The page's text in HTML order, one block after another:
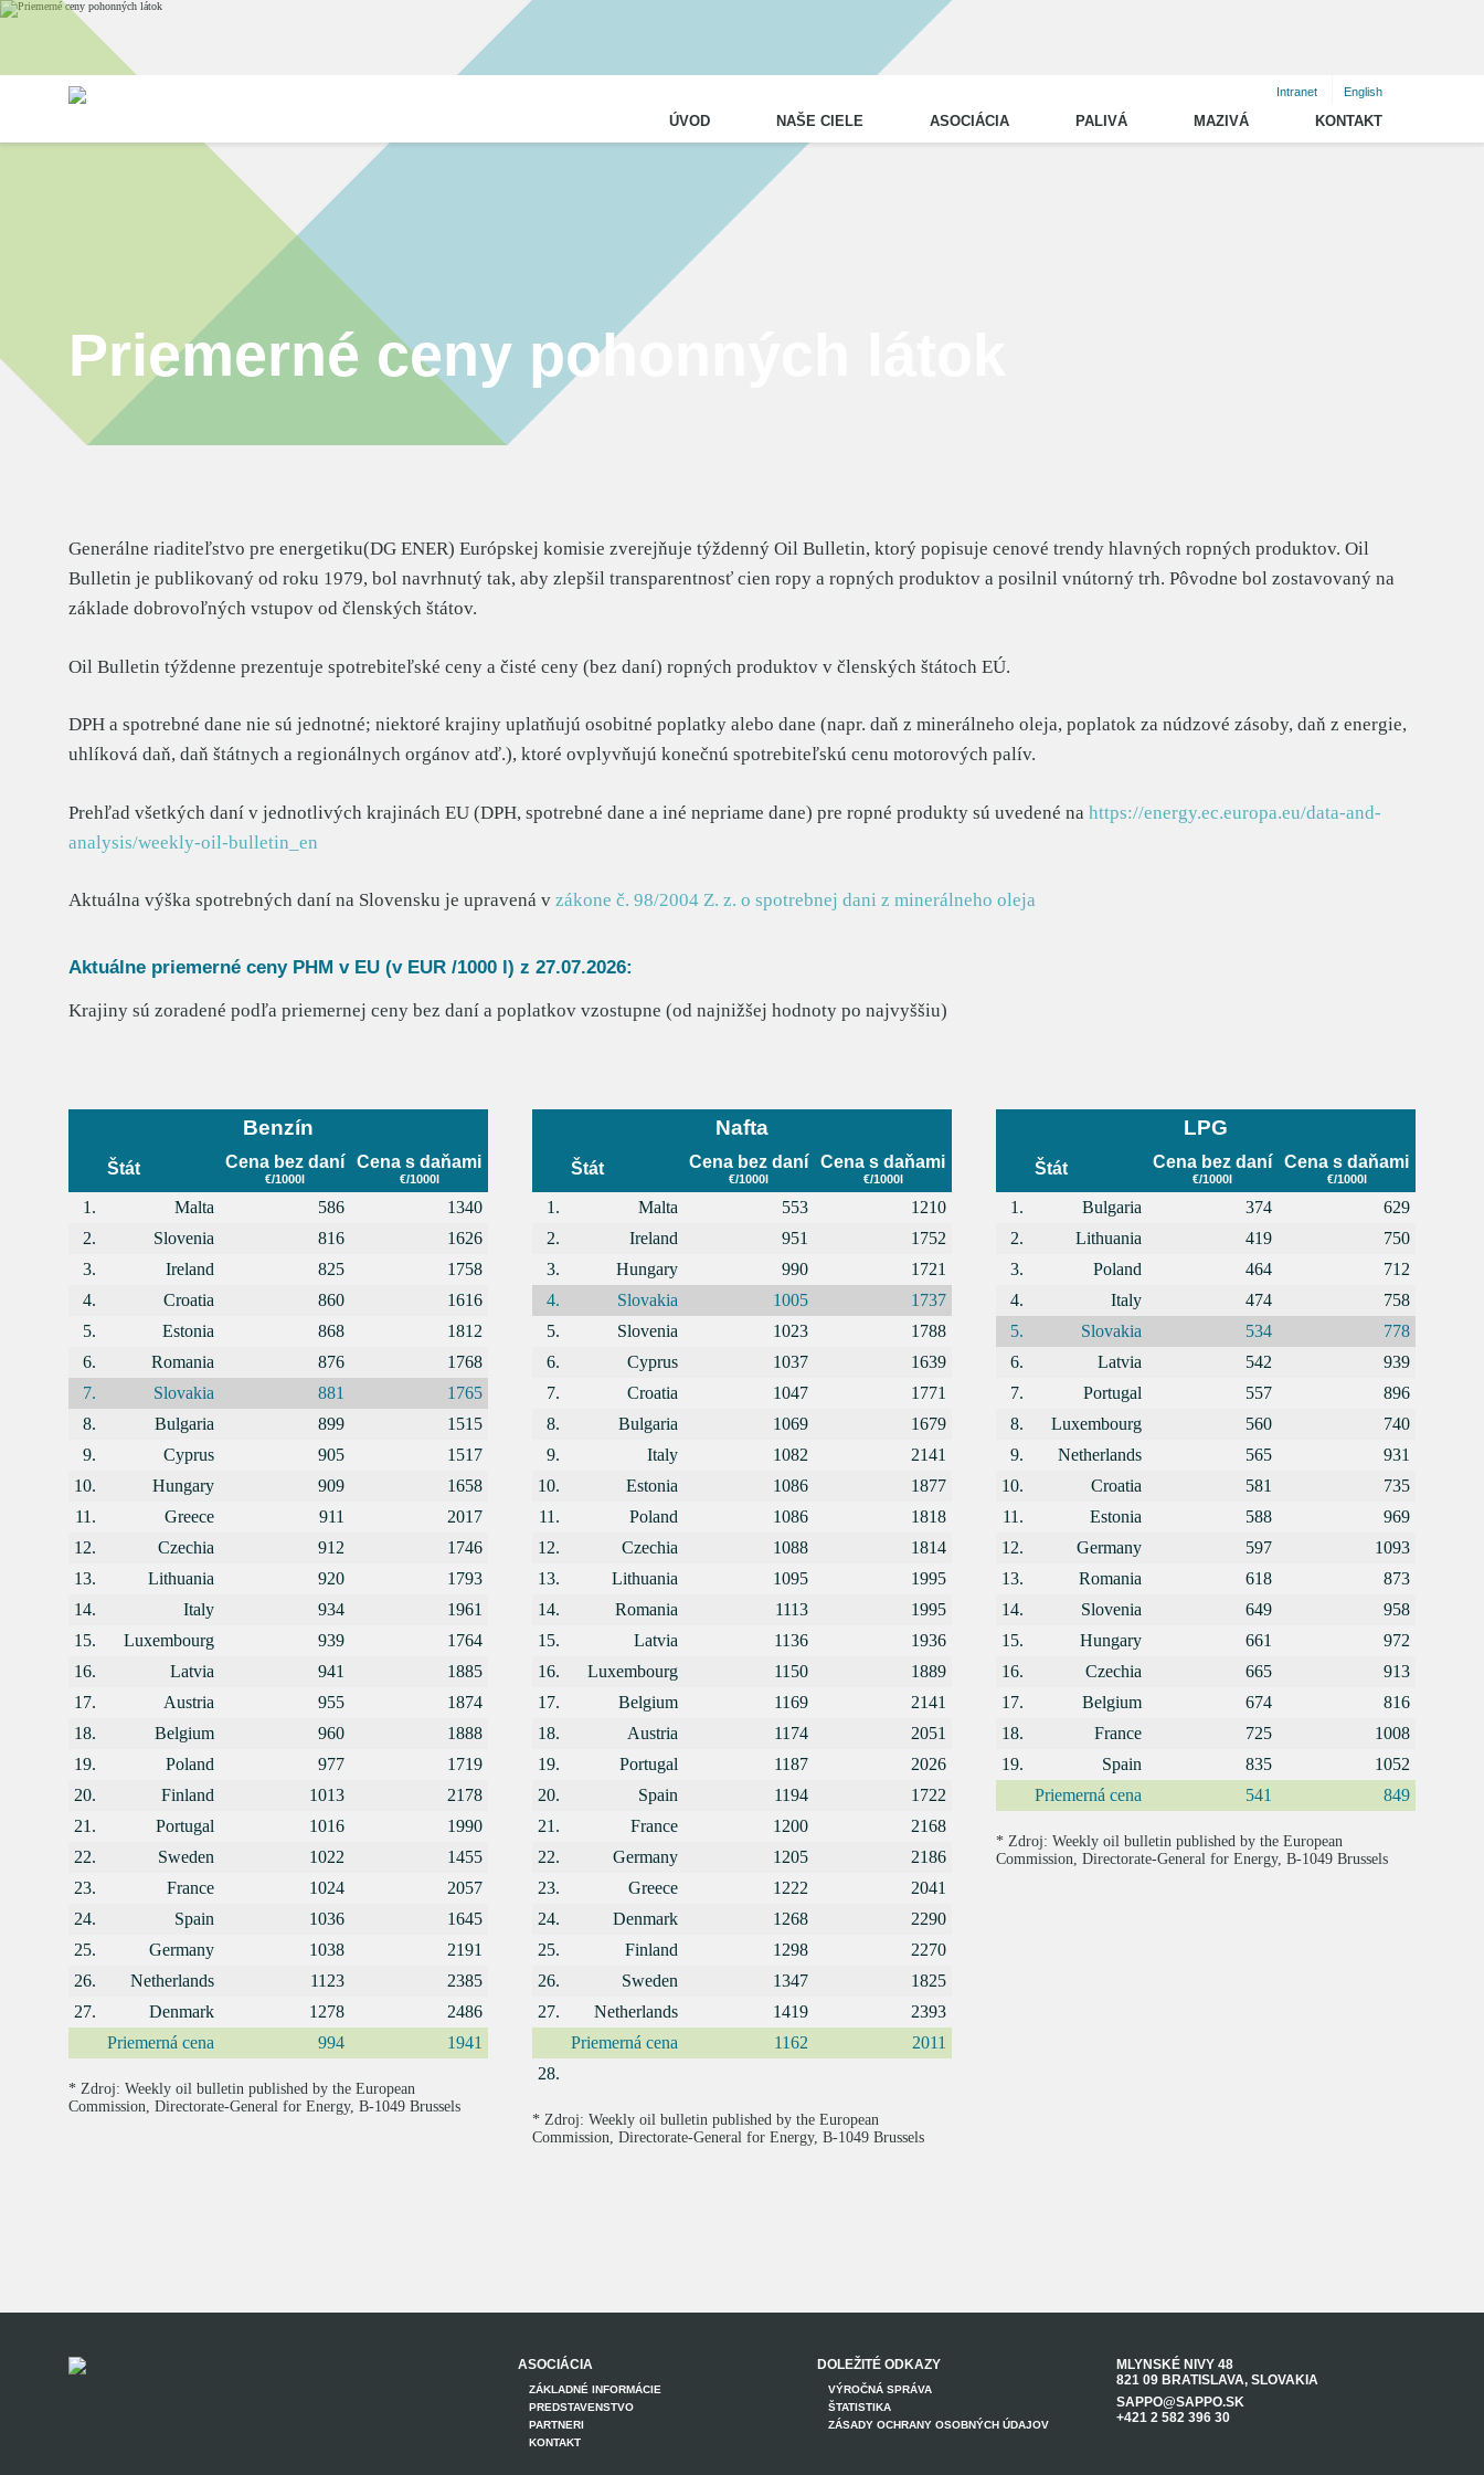
Intranet English
ÚVOD NAŠE CIELE ASOCIÁCIA
Príhovor predsedu predstavenstva
NAŠA ČINNOSŤ
PALIVÁ MAZIVÁ KONTAKT
Priemerné ceny pohonných látok
Generálne riaditeľstvo pre energetiku(DG ENER) Európskej komisie zverejňuje týždenný Oil Bulletin, ktorý popisuje cenové trendy hlavných ropných produktov. Oil
Bulletin je publikovaný od roku 1979, bol navrhnutý tak, aby zlepšil transparentnosť cien ropy a ropných produktov a posilnil vnútorný trh. Pôvodne bol zostavovaný na
základe dobrovoľných vstupov od členských štátov.
Oil Bulletin týždenne prezentuje spotrebiteľské ceny a čisté ceny (bez daní) ropných produktov v členských štátoch EÚ.
DPH a spotrebné dane nie sú jednotné; niektoré krajiny uplatňujú osobitné poplatky alebo dane (napr. daň z minerálneho oleja, poplatok za núdzové zásoby, daň z energie,
uhlíková daň, daň štátnych a regionálnych orgánov atď.), ktoré ovplyvňujú konečnú spotrebiteľskú cenu motorových palív.
Prehľad všetkých daní v jednotlivých krajinách EU (DPH, spotrebné dane a iné nepriame dane) pre ropné produkty sú uvedené na https://energy.ec.europa.eu/data-and-
analysis/weekly-oil-bulletin_en
Aktuálna výška spotrebných daní na Slovensku je upravená v zákone č. 98/2004 Z. z. o spotrebnej dani z minerálneho oleja
Aktuálne priemerné ceny PHM v EU (v EUR /1000 l) z 27.07.2026:
Krajiny sú zoradené podľa priemernej ceny bez daní a poplatkov vzostupne (od najnižšej hodnoty po najvyššiu)
Benzín
Štát Cena bez daní
€/1000l
Cena s daňami
€/1000l
1. Malta 586
1340
2.
Slovenia 816
1626
3.
Ireland 825
1758
4.
Croatia 860
1616
5.
Estonia 868
1812
6.
Romania 876
1768
7.
Slovakia 881
1765
8.
Bulgaria 899
1515
9.
Cyprus 905
1517
10.
Hungary 909
1658
11.
Greece 911
2017
12.
Czechia 912
1746
13.
Lithuania 920
1793
14.
Italy 934
1961
15.
Luxembourg 939
1764
16.
Latvia 941
1885
17.
Austria 955
1874
18.
Belgium 960
1888
19.
Poland 977
1719
20.
Finland 1013
2178
21.
Portugal 1016
1990
22.
Sweden 1022
1455
23.
France 1024
2057
24.
Spain 1036
1645
25.
Germany 1038
2191
26.
Netherlands 1123
2385
27.
Denmark 1278
2486
Priemerná cena
994 1941
* Zdroj: Weekly oil bulletin published by the European
Commission, Directorate-General for Energy, B-1049 Brussels
Nafta
Štát Cena bez daní
€/1000l
Cena s daňami
€/1000l
1. Malta 553
1210
2.
Ireland 951
1752
3.
Hungary 990
1721
4.
Slovakia 1005
1737
5.
Slovenia 1023
1788
6.
Cyprus 1037
1639
7.
Croatia 1047
1771
8.
Bulgaria 1069
1679
9.
Italy 1082
2141
10.
Estonia 1086
1877
11.
Poland 1086
1818
12.
Czechia 1088
1814
13.
Lithuania 1095
1995
14.
Romania 1113
1995
15.
Latvia 1136
1936
16.
Luxembourg 1150
1889
17.
Belgium 1169
2141
18.
Austria 1174
2051
19.
Portugal 1187
2026
20.
Spain 1194
1722
21.
France 1200
2168
22.
Germany 1205
2186
23.
Greece 1222
2041
24.
Denmark 1268
2290
25.
Finland 1298
2270
26.
Sweden 1347
1825
27.
Netherlands 1419
2393
Priemerná cena
1162
2011
28.
* Zdroj: Weekly oil bulletin published by the European
Commission, Directorate-General for Energy, B-1049 Brussels
LPG
Štát Cena bez daní
€/1000l
Cena s daňami
€/1000l
1. Bulgaria 374
629
2.
Lithuania 419
750
3.
Poland 464
712
4.
Italy 474
758
5.
Slovakia 534
778
6.
Latvia 542
939
7.
Portugal 557
896
8.
Luxembourg 560
740
9.
Netherlands 565
931
10.
Croatia 581
735
11.
Estonia 588
969
12.
Germany 597
1093
13.
Romania 618
873
14.
Slovenia 649
958
15.
Hungary 661
972
16.
Czechia 665
913
17.
Belgium 674
816
18.
France 725
1008
19.
Spain 835
1052
Priemerná cena
541 849
* Zdroj: Weekly oil bulletin published by the European
Commission, Directorate-General for Energy, B-1049 Brussels
ASOCIÁCIA
ZÁKLADNÉ INFORMÁCIE
PREDSTAVENSTVO
PARTNERI
KONTAKT
DOLEŽITÉ ODKAZY
VÝROČNÁ SPRÁVA
ŠTATISTIKA
ZÁSADY OCHRANY OSOBNÝCH ÚDAJOV
MLYNSKÉ NIVY 48
821 09 BRATISLAVA, SLOVAKIA
SAPPO@SAPPO.SK
+421 2 582 396 30